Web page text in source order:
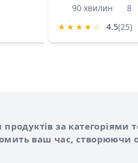
90 хвилин
8
★ ★ ★ ★ ☆ 4.5(25)
за категоріями
ваш час, створюючи